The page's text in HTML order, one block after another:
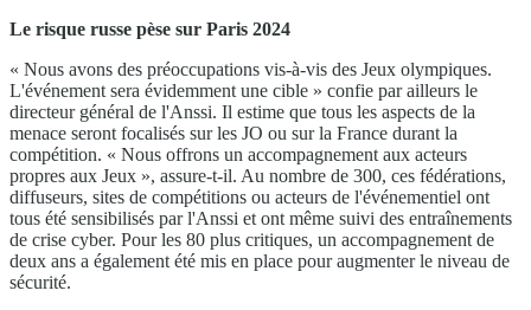
Le risque russe pèse sur Paris 2024
« Nous avons des préoccupations vis-à-vis des Jeux olympiques.
L'événement sera évidemment une cible » confie par ailleurs le
directeur général de l'Anssi. Il estime que tous les aspects de la
menace seront focalisés sur les JO ou sur la France durant la
compétition. « Nous offrons un accompagnement aux acteurs
propres aux Jeux », assure-t-il. Au nombre de 300, ces fédérations,
diffuseurs, sites de compétitions ou acteurs de l'événementiel ont
tous été sensibilisés par l'Anssi et ont même suivi des entraînements
de crise cyber. Pour les 80 plus critiques, un accompagnement de
deux ans a également été mis en place pour augmenter le niveau de
sécurité.